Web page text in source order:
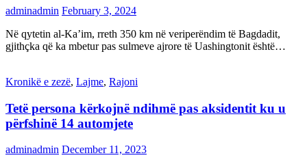
adminadmin February 3, 2024
Në qytetin al-Ka’im, rreth 350 km në veriperëndim të Bagdadit,
gjithçka që ka mbetur pas sulmeve ajrore të Uashingtonit është…
Kronikë e zezë, Lajme, Rajoni
Tetë persona kërkojnë ndihmë pas aksidentit ku u
përfshinë 14 automjete
adminadmin December 11, 2023